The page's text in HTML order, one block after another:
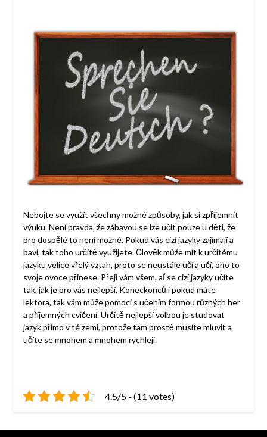
Nebojte se využít všechny možné způsoby, jak si zpříjemnit
výuku. Není pravda, že zábavou se lze učit pouze u děti, že
pro dospělé to není možné. Pokud vás cizí jazyky zajímají a
baví, tak toho určitě využijete. Člověk může mít k určitému
jazyku velice vřelý vztah, proto se neustále učí a učí, ono to
svoje ovoce přinese. Přeji vám všem, ať se cizí jazyky učíte
tak, jak je pro vás nejlepší. Koneckonců i pokud máte
lektora, tak vám může pomoci s učením formou různých her
a příjemných cvičení. Určitě nejlepší volbou je studovat
jazyk přímo v té zemi, protože tam prostě musíte mluvit a
učíte se mnohem a mnohem rychleji.
4.5/5 - (11 votes)